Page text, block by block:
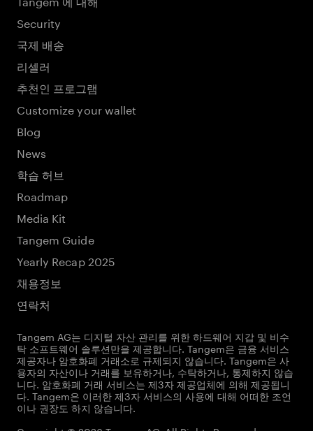
Security
국제 배송
리셀러
추천인 프로그램
Customize your wallet
Blog
News
학습 허브
Roadmap
Media Kit
Tangem Guide
Yearly Recap 2025
채용정보
연락처
Tangem AG는 디지털 자산 관리를 위한 하드웨어 지갑 및 비수
탁 소프트웨어 솔루션만을 제공합니다. Tangem은 금융 서비스
제공자나 암호화폐 거래소로 규제되지 않습니다. Tangem은 사
용자의 자산이나 거래를 보유하거나, 수탁하거나, 통제하지 않습
니다. 암호화폐 거래 서비스는 제3자 제공업체에 의해 제공됩니
다. Tangem은 이러한 제3자 서비스의 사용에 대해 어떠한 조언
이나 권장도 하지 않습니다.